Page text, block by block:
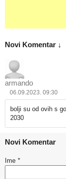
Novi Komentar ↓
armando
06.09.2023. 09:30
bolji su od ovih s
2030
Novi Komentar
Ime *